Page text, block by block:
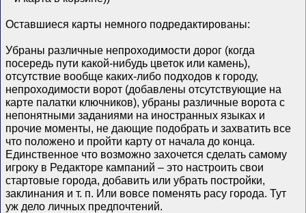
Оставшиеся карты немного подредактированы:
Убраны различные непроходимости дорог (когда
посередь пути какой-нибудь цветок или камень),
отсутствие вообще каких-либо подходов к городу,
непроходимости ворот (добавлены отсутствующие на
карте палатки ключников), убраны различные ворота с
непонятными заданиями на иностранных языках и
прочие моменты, не дающие подобрать и захватить все
что положено и пройти карту от начала до конца.
Единственное что возможно захочется сделать самому
игроку в Редакторе кампаний – это настроить свои
стартовые города, добавить или убрать постройки,
заклинания и т. п. Или вовсе поменять расу города. Тут
уж дело личных предпочтений.